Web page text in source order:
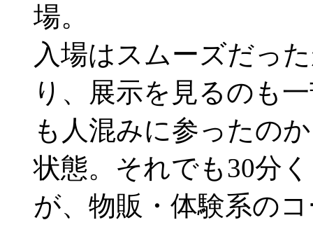
場。
入場はスムーズだっ
り、展示を見るのも
も人混みに参ったの
状態。それでも30分
が、物販・体験系の